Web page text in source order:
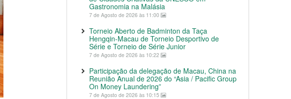
Gastronomia na Malásia
7 de Agosto de 2026 às 11:00
Torneio Aberto de Badminton da Taça
Hengqin-Macau de Torneio Desportivo de
Série e Torneio de Série Junior
7 de Agosto de 2026 às 10:22
Participação da delegação de Macau, China na
Reunião Anual de 2026 do “Asia / Pacific Group
On Money Laundering”
7 de Agosto de 2026 às 10:15